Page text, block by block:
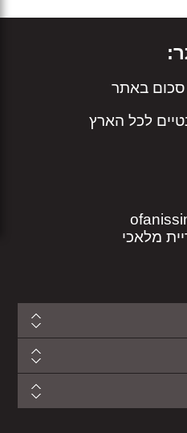
סכום באתר
לכל הארץ